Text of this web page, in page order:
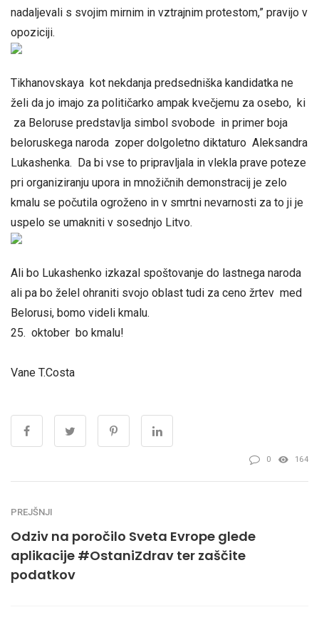
nadaljevali s svojim mirnim in vztrajnim protestom,” pravijo v
opoziciji.
Tikhanovskaya kot nekdanja predsedniška kandidatka ne
želi da jo imajo za političarko ampak kvečjemu za osebo, ki
za Beloruse predstavlja simbol svobode in primer boja
beloruskega naroda zoper dolgoletno diktaturo Aleksandra
Lukashenka. Da bi vse to pripravljala in vlekla prave poteze
pri organiziranju upora in množičnih demonstracij je zelo
kmalu se počutila ogroženo in v smrtni nevarnosti za to ji je
uspelo se umakniti v sosednjo Litvo.
Ali bo Lukashenko izkazal spoštovanje do lastnega naroda
ali pa bo želel ohraniti svojo oblast tudi za ceno žrtev med
Belorusi, bomo videli kmalu.
25. oktober bo kmalu!
Vane T.Costa
0 164
PREJŠNJI
Odziv na poročilo Sveta Evrope glede
aplikacije #OstaniZdrav ter zaščite
podatkov